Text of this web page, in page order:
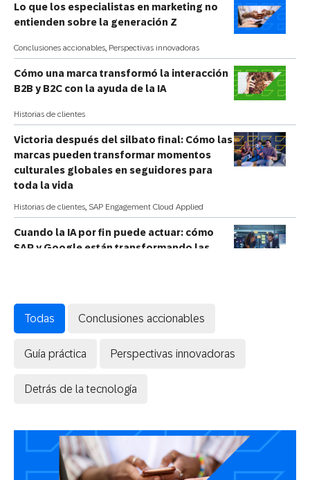
Lo que los especialistas en marketing no
entienden sobre la generación Z
Conclusiones accionables Perspectivas innovadoras
Cómo una marca transformó la interacción
B2B y B2C con la ayuda de la IA
Historias de clientes
Victoria después del silbato final: Cómo las
marcas pueden transformar momentos
culturales globales en seguidores para
toda la vida
Historias de clientes SAP Engagement Cloud Applied
Cuando la IA por fin puede actuar: cómo
SAP y Google están transformando las
El poder de la influencia: cómo el
líder en el mundo cultiva una comunidad de
General
la experiencia del cliente
Todas Conclusiones accionables
Guía práctica Perspectivas innovadoras
Detrás de la tecnología